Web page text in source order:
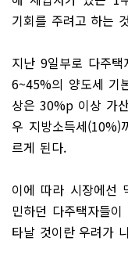
기회를 주려고 하는
지난 9일부로 다주
6~45%의 양도세 기
상은 30%p 이상 가
우 지방소득세
르게 된다.
이에 따라 시장에선
민하던 다주택자들
타날 것이란 우려가